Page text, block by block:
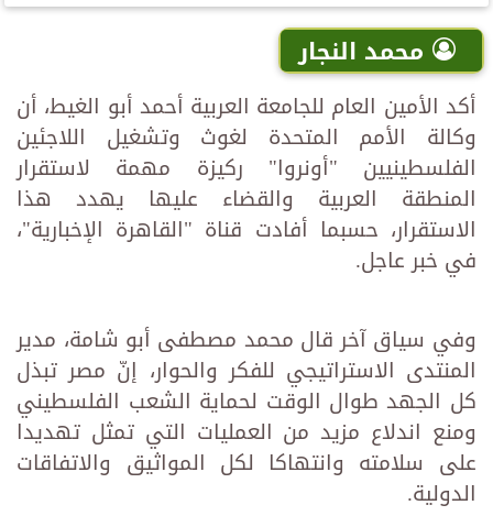
محمد النجار
أكد الأمين العام للجامعة العربية أحمد أبو الغيط، أن
وكالة الأمم المتحدة لغوث وتشغيل اللاجئين
الفلسطينيين "أونروا" ركيزة مهمة لاستقرار
المنطقة العربية والقضاء عليها يهدد هذا
الاستقرار، حسبما أفادت قناة "القاهرة الإخبارية"،
في خبر عاجل.
وفي سياق آخر قال محمد مصطفى أبو شامة، مدير
المنتدى الاستراتيجي للفكر والحوار، إنّ مصر تبذل
كل الجهد طوال الوقت لحماية الشعب الفلسطيني
ومنع اندلاع مزيد من العمليات التي تمثل تهديدا
على سلامته وانتهاكا لكل المواثيق والاتفاقات
الدولية.